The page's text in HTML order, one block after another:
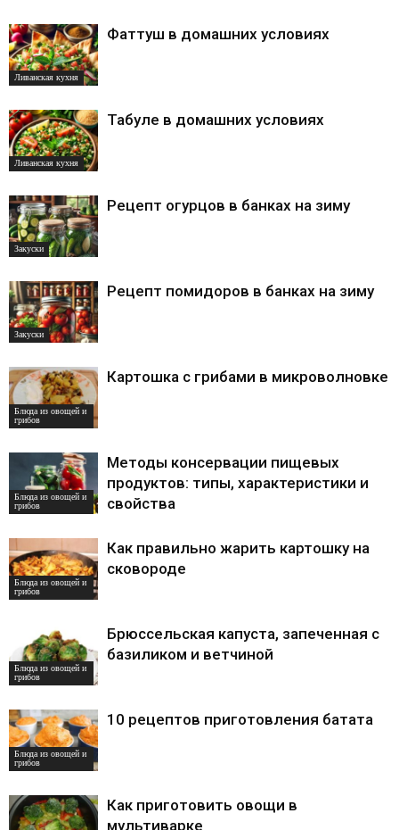
Ливанская кухня
Фаттуш в домашних условиях
Ливанская кухня
Табуле в домашних условиях
Закуски
Рецепт огурцов в банках на зиму
Закуски
Рецепт помидоров в банках на зиму
Блюда из овощей и
грибов
Картошка с грибами в микроволновке
Блюда из овощей и
грибов
Методы консервации пищевых
продуктов: типы, характеристики и
свойства
Блюда из овощей и
грибов
Как правильно жарить картошку на
сковороде
Блюда из овощей и
грибов
Брюссельская капуста, запеченная с
базиликом и ветчиной
Блюда из овощей и
грибов
10 рецептов приготовления батата
Как приготовить овощи в
мультиварке